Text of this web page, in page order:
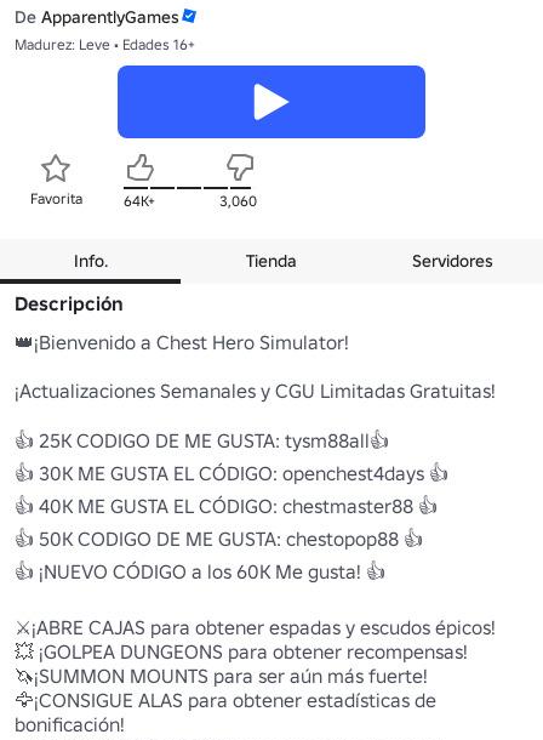
De ApparentlyGames
Madurez: Leve • Edades 16+
Favorita 64K+ 3,060
Info. Tienda Servidores
Descripción
👑¡Bienvenido a Chest Hero Simulator!
¡Actualizaciones Semanales y CGU Limitadas Gratuitas!
👍 25K CODIGO DE ME GUSTA: tysm88all👍
👍 30K ME GUSTA EL CÓDIGO: openchest4days 👍
👍 40K ME GUSTA EL CÓDIGO: chestmaster88 👍
👍 50K CODIGO DE ME GUSTA: chestopop88 👍
👍 ¡NUEVO CÓDIGO a los 60K Me gusta! 👍
⚔️¡ABRE CAJAS para obtener espadas y escudos épicos!
💥 ¡GOLPEA DUNGEONS para obtener recompensas!
🦄¡SUMMON MOUNTS para ser aún más fuerte!
🦅¡CONSIGUE ALAS para obtener estadísticas de
bonificación!